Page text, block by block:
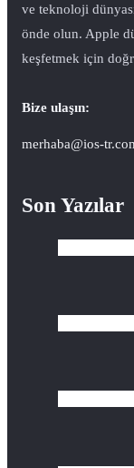
ve teknoloji
önde olun. Apple
keşfetmek için
Bize ulaşın:
merhaba@ios-
Son Yazılar